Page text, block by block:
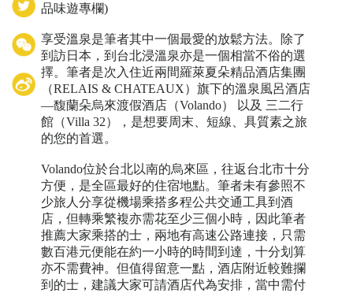
品味遊專欄)
享受溫泉是筆者其中一個最愛的放鬆方法。除了
到訪日本，到台北浸溫泉亦是一個相當不俗的選
擇。筆者是次入住近兩間羅萊夏朵精品酒店集團
（RELAIS & CHATEAUX）旗下的溫泉風呂酒店
—馥蘭朵烏來渡假酒店（Volando） 以及 三二行
館（Villa 32），是想要周末、短線、具質素之旅
的您的首選。
Volando位於台北以南的烏來區，往返台北市十分
方便，是全區最好的住宿地點。筆者未有參照不
少旅人分享從機場乘搭多程公共交通工具到酒
店，但轉乘繁複亦需花至少三個小時，因此筆者
推薦大家乘搭的士，兩地有高速公路連接，只需
數百港元便能在約一小時的時間到達，十分划算
亦不需費神。但值得留意一點，酒店附近較難攔
到的士，建議大家可請酒店代為安排，當中需付